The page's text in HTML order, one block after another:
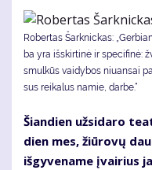
Robertas Šarknickas:
ba yra iš­skir­ti­nė ir spe­ci­fi­nė:
smul­kūs vai­dy­bos niu­an­sai
sus rei­ka­lus na­mie, dar­be.“
Šian­dien už­si­da­ro
dien mes, žiū­ro­vų
iš­gy­ve­na­me įvai­rius